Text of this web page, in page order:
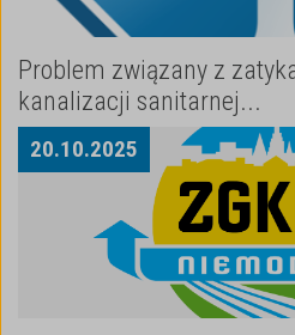
Problem związany z
kanalizacji sanitarnej...
20.10.2025